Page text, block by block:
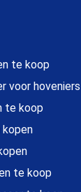
te koop
voor hoveniers
te koop
kopen
te koop